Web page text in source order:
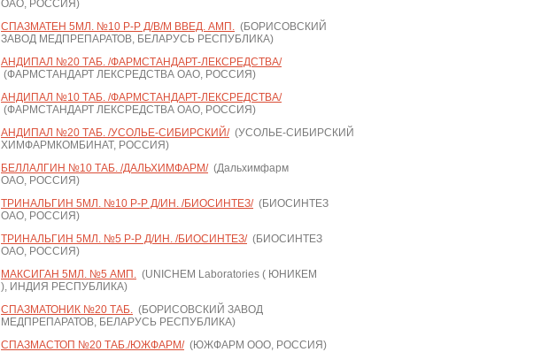
ОАО, РОССИЯ)
СПАЗМАТЕН 5МЛ. №10 Р-Р Д/В/М ВВЕД. АМП. (БОРИСОВСКИЙ
ЗАВОД МЕДПРЕПАРАТОВ, БЕЛАРУСЬ РЕСПУБЛИКА)
АНДИПАЛ №20 ТАБ. /ФАРМСТАНДАРТ-ЛЕКСРЕДСТВА/
(ФАРМСТАНДАРТ ЛЕКСРЕДСТВА ОАО, РОССИЯ)
АНДИПАЛ №10 ТАБ. /ФАРМСТАНДАРТ-ЛЕКСРЕДСТВА/
(ФАРМСТАНДАРТ ЛЕКСРЕДСТВА ОАО, РОССИЯ)
АНДИПАЛ №20 ТАБ. /УСОЛЬЕ-СИБИРСКИЙ/(УСОЛЬЕ-СИБИРСКИЙ
ХИМФАРМКОМБИНАТ, РОССИЯ)
БЕЛЛАЛГИН №10 ТАБ. /ДАЛЬХИМФАРМ/(Дальхимфарм
ОАО, РОССИЯ)
ТРИНАЛЬГИН 5МЛ. №10 Р-Р Д/ИН. /БИОСИНТЕЗ/(БИОСИНТЕЗ
ОАО, РОССИЯ)
ТРИНАЛЬГИН 5МЛ. №5 Р-Р Д/ИН. /БИОСИНТЕЗ/(БИОСИНТЕЗ
ОАО, РОССИЯ)
МАКСИГАН 5МЛ. №5 АМП. (UNICHEM Laboratories ( ЮНИКЕМ
), ИНДИЯ РЕСПУБЛИКА)
СПАЗМАТОНИК №20 ТАБ. (БОРИСОВСКИЙ ЗАВОД
МЕДПРЕПАРАТОВ, БЕЛАРУСЬ РЕСПУБЛИКА)
СПАЗМАСТОП №20 ТАБ./ЮЖФАРМ/(ЮЖФАРМ ООО, РОССИЯ)